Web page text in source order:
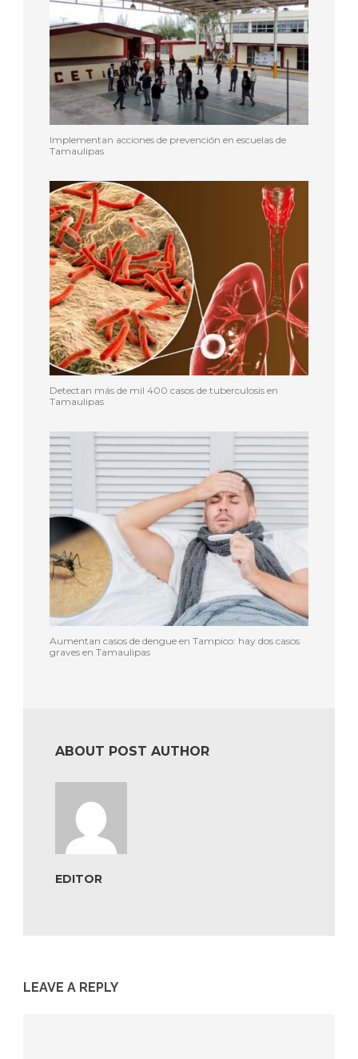
Implementan acciones de prevención en escuelas de
Tamaulipas
Detectan más de mil 400 casos de tuberculosis en
Tamaulipas
Aumentan casos de dengue en Tampico: hay dos casos
graves en Tamaulipas
ABOUT POST AUTHOR
EDITOR
LEAVE A REPLY